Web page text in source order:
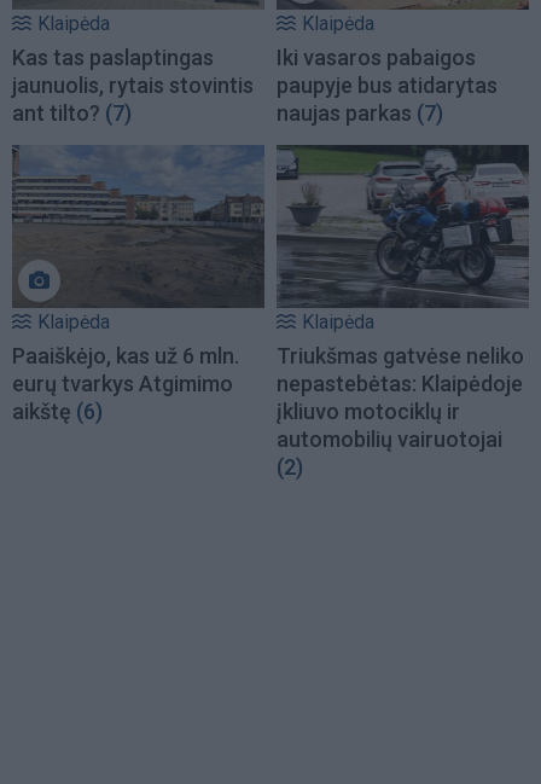
Klaipėda
Kas tas paslaptingas
jaunuolis, rytais stovintis
ant tilto? (7)
Klaipėda
Iki vasaros pabaigos
paupyje bus atidarytas
naujas parkas (7)
Klaipėda
Paaiškėjo, kas už 6 mln.
eurų tvarkys Atgimimo
aikštę (6)
Klaipėda
Triukšmas gatvėse neliko
nepastebėtas: Klaipėdoje
įkliuvo motociklų ir
automobilių vairuotojai
(2)